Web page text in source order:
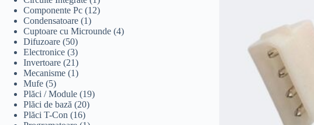
Componente Pc (12)
Condensatoare (1)
Cuptoare cu Microunde (4)
Difuzoare (50)
Electronice (3)
Invertoare (21)
Mecanisme (1)
Mufe (5)
Plăci / Module (19)
Plăci de bază (20)
Plăci T-Con (16)